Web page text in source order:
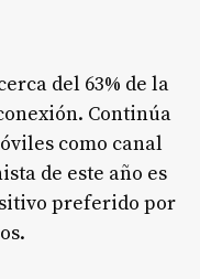
del 63% de la
Continúa
como canal
de este año es
preferido por